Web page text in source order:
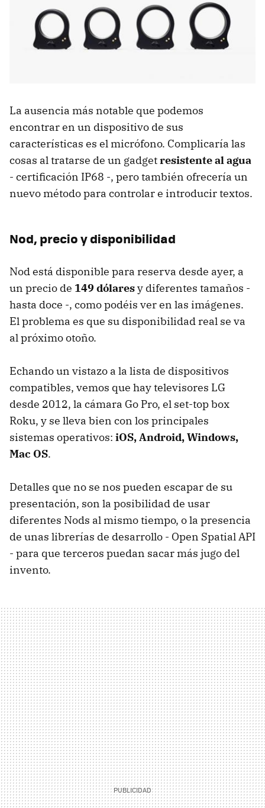
La ausencia más notable que podemos
encontrar en un dispositivo de sus
características es el micrófono. Complicaría las
cosas al tratarse de un gadgetresistente al agua
- certificación IP68 -, pero también ofrecería un
nuevo método para controlar e introducir textos.
Nod, precio y disponibilidad
Nod está disponible para reserva desde ayer, a
un precio de 149 dólaresy diferentes tamaños -
hasta doce -, como podéis ver en las imágenes.
El problema es que su disponibilidad real se va
al próximo otoño.
Echando un vistazo a la lista de dispositivos
compatibles, vemos que hay televisores LG
desde 2012, la cámara Go Pro, el set-top box
Roku, y se lleva bien con los principales
sistemas operativos: iOS, Android, Windows,
Mac OS.
Detalles que no se nos pueden escapar de su
presentación, son la posibilidad de usar
diferentes Nods al mismo tiempo, o la presencia
de unas librerías de desarrollo - Open Spatial API
- para que terceros puedan sacar más jugo del
invento.